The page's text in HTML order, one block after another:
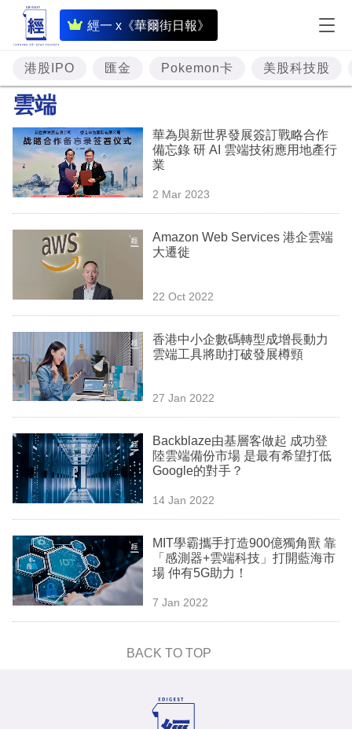
經一 x《華爾街日報》
即
時
財
經
題
投
資
樓
理
業
科
技
職
場
生
時
事
港股IPO 匯金 Pokemon卡 美股科技股
雲端
華為與新世界發展簽訂戰略合作
備忘錄 研 AI 雲端技術應用地產行
業
2 Mar 2023
Amazon Web Services 港企雲端
大遷徙
22 Oct 2022
香港中小企數碼轉型成增長動力
雲端工具將助打破發展樽頸
27 Jan 2022
Backblaze由基層客做起 成功登
陸雲端備份市場 是最有希望打低
Google的對手？
14 Jan 2022
MIT學霸攜手打造900億獨角獸 靠
「感測器+雲端科技」打開藍海市
場 仲有5G助力！
7 Jan 2022
BACK TO TOP